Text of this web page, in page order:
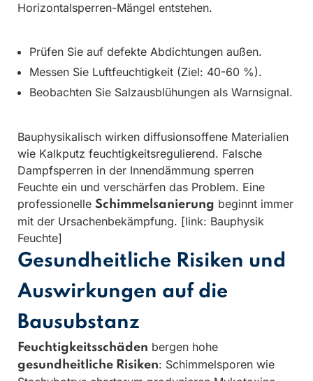
Horizontalsperren-Mängel entstehen.
Prüfen Sie auf defekte Abdichtungen außen.
Messen Sie Luftfeuchtigkeit (Ziel: 40-60 %).
Beobachten Sie Salzausblühungen als Warnsignal.
Bauphysikalisch wirken diffusionsoffene Materialien
wie Kalkputz feuchtigkeitsregulierend. Falsche
Dampfsperren in der Innendämmung sperren
Feuchte ein und verschärfen das Problem. Eine
professionelle Schimmelsanierung beginnt immer
mit der Ursachenbekämpfung. [link: Bauphysik
Feuchte]
Gesundheitliche Risiken und
Auswirkungen auf die
Bausubstanz
Feuchtigkeitsschäden bergen hohe
gesundheitliche Risiken: Schimmelsporen wie